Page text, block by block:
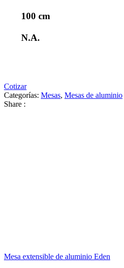
100 cm
N.A.
Cotizar
Categorías: Mesas, Mesas de aluminio
Share :
Mesa extensible de aluminio Eden